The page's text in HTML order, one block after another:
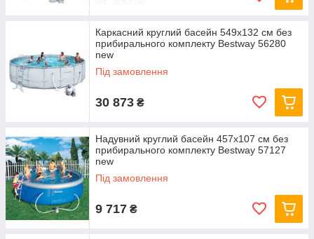
Каркасний круглий басейн 549x132 см без
прибирального комплекту Bestway 56280
new
Під замовлення
30 873 ₴
Надувний круглий басейн 457х107 см без
прибирального комплекту Bestway 57127
new
Під замовлення
9 717 ₴